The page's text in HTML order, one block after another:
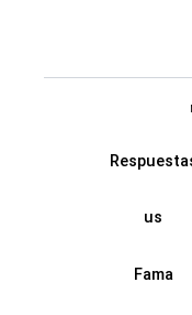
us
Fama